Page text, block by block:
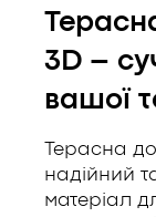
3D –
вашої
Терасна
надійний
матеріал